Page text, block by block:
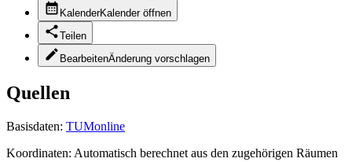
KalenderKalender öffnen
Teilen
BearbeitenÄnderung vorschlagen
Quellen
Basisdaten: TUMonline
Koordinaten: Automatisch berechnet aus den zugehörigen Räumen